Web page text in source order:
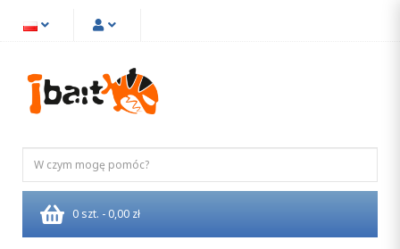
0 szt. - 0,00 zł